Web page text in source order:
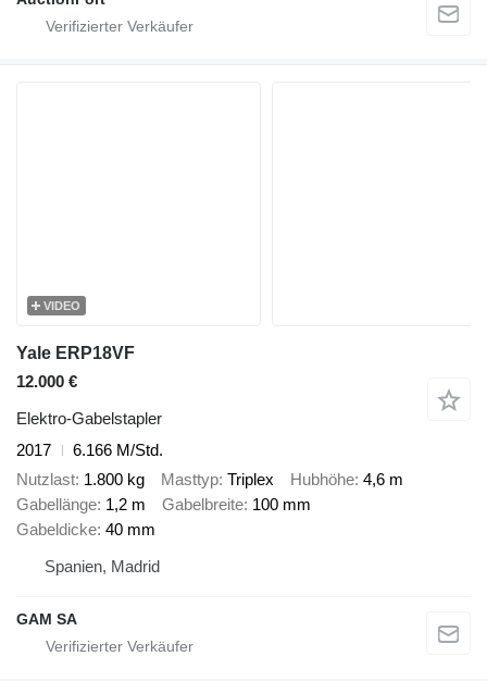
VIDEO
Yale ERP18VF
12.000 €
Elektro-Gabelstapler
2017
6.166 M/Std.
Nutzlast 1.800 kg Masttyp Triplex Hubhöhe 4,6 m
Gabellänge 1,2 m Gabelbreite 100 mm
Gabeldicke 40 mm
Spanien, Madrid
GAM SA